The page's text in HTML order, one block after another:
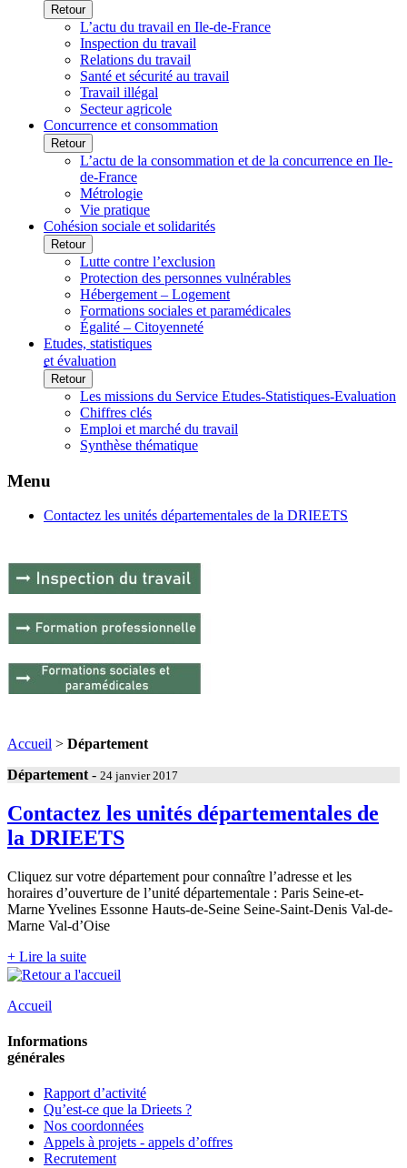
Retour
L’actu du travail en Ile-de-France
Inspection du travail
Relations du travail
Santé et sécurité au travail
Travail illégal
Secteur agricole
Concurrence et consommation
Retour
L’actu de la consommation et de la concurrence en Ile-
de-France
Métrologie
Vie pratique
Cohésion sociale et solidarités
Retour
Lutte contre l’exclusion
Protection des personnes vulnérables
Hébergement – Logement
Formations sociales et paramédicales
Égalité – Citoyenneté
Etudes, statistiques
et évaluation
Retour
Les missions du Service Etudes-Statistiques-Evaluation
Chiffres clés
Emploi et marché du travail
Synthèse thématique
Menu
Contactez les unités départementales de la DRIEETS
Accueil > Département
Département- 24 janvier 2017
Contactez les unités départementales de
la DRIEETS
Cliquez sur votre département pour connaître l’adresse et les
horaires d’ouverture de l’unité départementale : Paris Seine-et-
Marne Yvelines Essonne Hauts-de-Seine Seine-Saint-Denis Val-de-
Marne Val-d’Oise
+ Lire la suite
Accueil
Informations
générales
Rapport d’activité
Qu’est-ce que la Drieets ?
Nos coordonnées
Appels à projets - appels d’offres
Recrutement